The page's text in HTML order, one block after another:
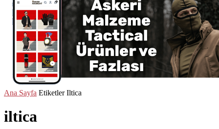
Ana Sayfa Etiketler Iltica
iltica